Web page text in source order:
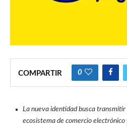
COMPARTIR 0
La nueva identidad busca
ecosistema de comercio electrónico